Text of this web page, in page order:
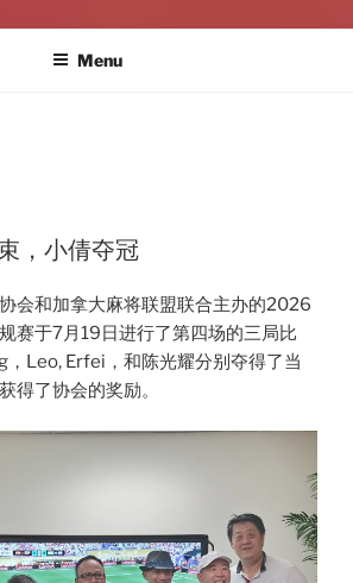
Menu
，小倩夺冠
会和加拿大麻将联盟联合主办的2026
赛于7月19日进行了第四场的三局比
Leo, Erfei，和陈光耀分别夺得了当
得了协会的奖励。